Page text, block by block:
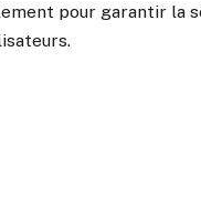
pour garantir la